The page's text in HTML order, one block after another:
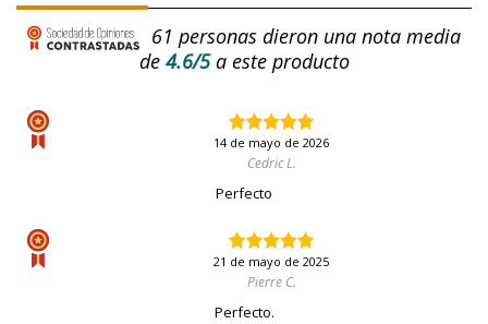
61 personas dieron una nota media
de4.6/5a este producto
14 de mayo de 2026
Cedric L.
Perfecto
21 de mayo de 2025
Pierre C.
Perfecto.